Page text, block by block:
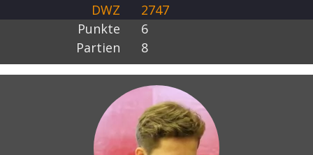
DWZ
2747
Punkte
6
Partien
8